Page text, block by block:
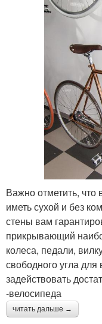
Важно отметить, что
иметь сухой и без
стены вам
прикрывающий
колеса, педали,
свободного угла
задействовать
-велосипеда
читать дальше →